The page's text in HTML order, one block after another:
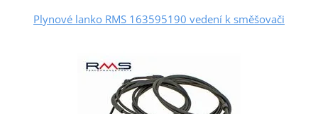
Plynové lanko RMS 163595190 vedení k směšovači